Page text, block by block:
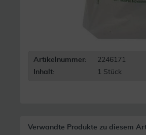
Artikelnummer: 2246171
Inhalt:
1 Stück
Verwandte Produkte zu diesem